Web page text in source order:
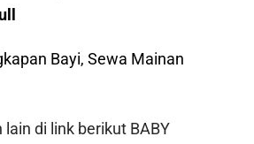
Bayi, Sewa Mainan
lain di link berikut BABY